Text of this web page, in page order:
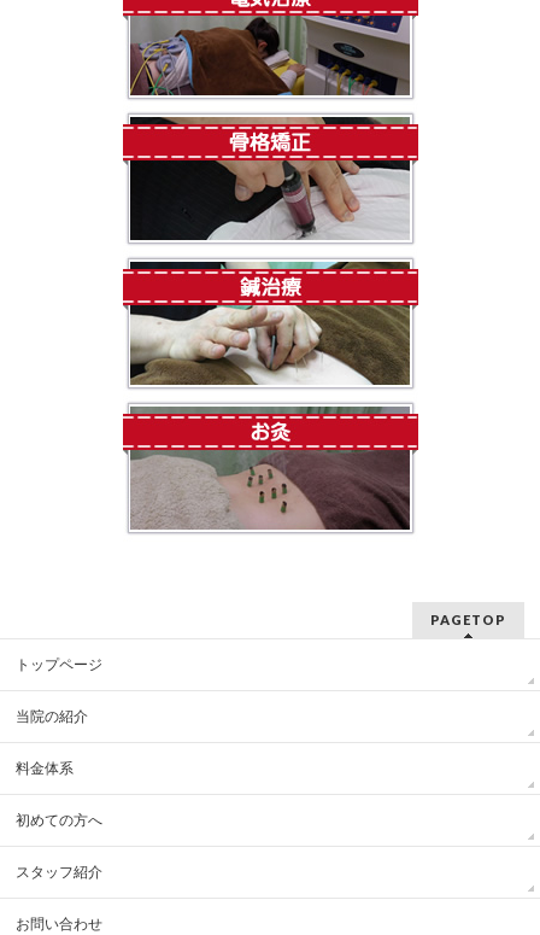
PAGETOP
トップページ
当院の紹介
料金体系
初めての方へ
スタッフ紹介
お問い合わせ